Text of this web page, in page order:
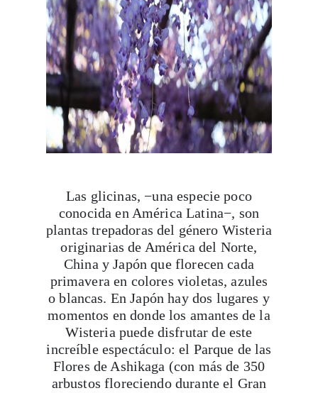
Las glicinas, −una especie poco
conocida en América Latina−, son
plantas trepadoras del género Wisteria
originarias de América del Norte,
China y Japón que florecen cada
primavera en colores violetas, azules
o blancas. En Japón hay dos lugares y
momentos en donde los amantes de la
Wisteria puede disfrutar de este
increíble espectáculo: el Parque de las
Flores de Ashikaga (con más de 350
arbustos floreciendo durante el Gran